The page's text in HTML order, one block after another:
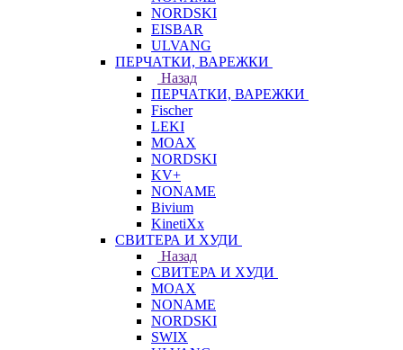
NORDSKI
EISBAR
ULVANG
ПЕРЧАТКИ, ВАРЕЖКИ
Назад
ПЕРЧАТКИ, ВАРЕЖКИ
Fischer
LEKI
MOAX
NORDSKI
KV+
NONAME
Bivium
KinetiXx
СВИТЕРА И ХУДИ
Назад
СВИТЕРА И ХУДИ
MOAX
NONAME
NORDSKI
SWIX